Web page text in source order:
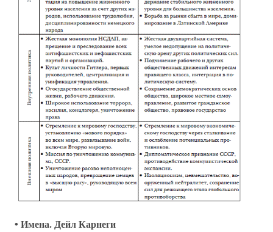
• Имена. Дейл Карнеги